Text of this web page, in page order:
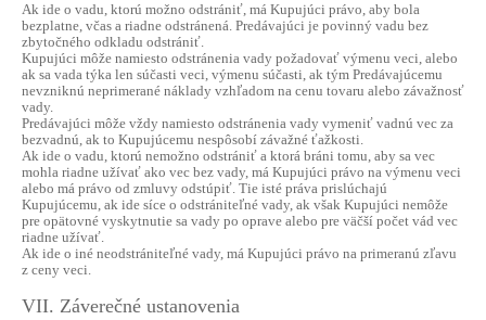
Ak ide o vadu, ktorú možno odstrániť, má Kupujúci právo, aby bola
bezplatne, včas a riadne odstránená. Predávajúci je povinný vadu bez
zbytočného odkladu odstrániť.
Kupujúci môže namiesto odstránenia vady požadovať výmenu veci, alebo
ak sa vada týka len súčasti veci, výmenu súčasti, ak tým Predávajúcemu
nevzniknú neprimerané náklady vzhľadom na cenu tovaru alebo závažnosť
vady.
Predávajúci môže vždy namiesto odstránenia vady vymeniť vadnú vec za
bezvadnú, ak to Kupujúcemu nespôsobí závažné ťažkosti.
Ak ide o vadu, ktorú nemožno odstrániť a ktorá bráni tomu, aby sa vec
mohla riadne užívať ako vec bez vady, má Kupujúci právo na výmenu veci
alebo má právo od zmluvy odstúpiť. Tie isté práva prislúchajú
Kupujúcemu, ak ide síce o odstrániteľné vady, ak však Kupujúci nemôže
pre opätovné vyskytnutie sa vady po oprave alebo pre väčší počet vád vec
riadne užívať.
Ak ide o iné neodstrániteľné vady, má Kupujúci právo na primeranú zľavu
z ceny veci.
VII. Záverečné ustanovenia